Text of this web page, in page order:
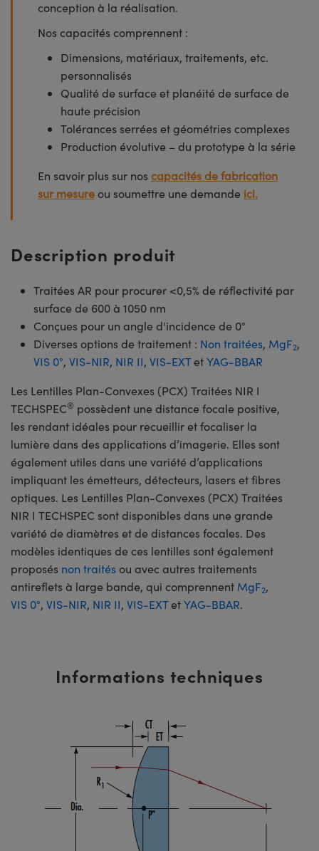
conception à la réalisation.
Nos capacités comprennent :
Dimensions, matériaux, traitements, etc.
personnalisés
Qualité de surface et planéité de surface de
haute précision
Tolérances serrées et géométries complexes
Production évolutive – du prototype à la série
En savoir plus sur nos capacités de fabrication
sur mesure ou soumettre une demande ici.
Description produit
Traitées AR pour procurer <0,5% de réflectivité par
surface de 600 à 1050 nm
Conçues pour un angle d'incidence de 0°
Diverses options de traitement : Non traitées, MgF2,
VIS 0°, VIS-NIR, NIR II, VIS-EXTetYAG-BBAR
Les Lentilles Plan-Convexes (PCX) Traitées NIR I
TECHSPEC® possèdent une distance focale positive,
les rendant idéales pour recueillir et focaliser la
lumière dans des applications d’imagerie. Elles sont
également utiles dans une variété d’applications
impliquant les émetteurs, détecteurs, lasers et fibres
optiques. Les Lentilles Plan-Convexes (PCX) Traitées
NIR I TECHSPEC sont disponibles dans une grande
variété de diamètres et de distances focales. Des
modèles identiques de ces lentilles sont également
proposés non traités ou avec autres traitements
antireflets à large bande, qui comprennent MgF2,
VIS 0°, VIS-NIR, NIR II, VIS-EXTetYAG-BBAR.
Informations techniques